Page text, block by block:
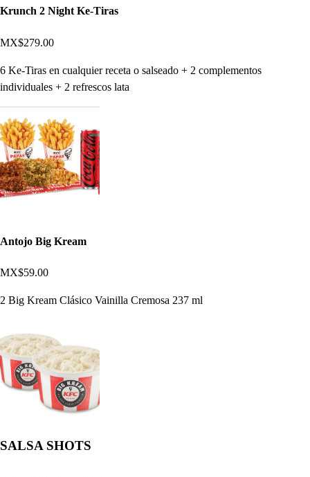
Krunch 2 Night Ke-Tiras
MX$279.00
6 Ke-Tiras en cualquier receta o salseado + 2 complementos
individuales + 2 refrescos lata
Antojo Big Kream
MX$59.00
2 Big Kream Clásico Vainilla Cremosa 237 ml
SALSA SHOTS